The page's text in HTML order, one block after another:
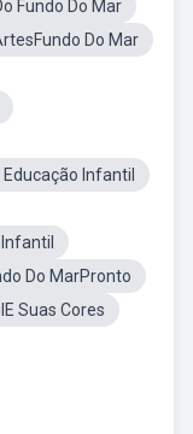
Fundo Do Mar
Do Mar
Infantil
Do MarPronto
Suas Cores